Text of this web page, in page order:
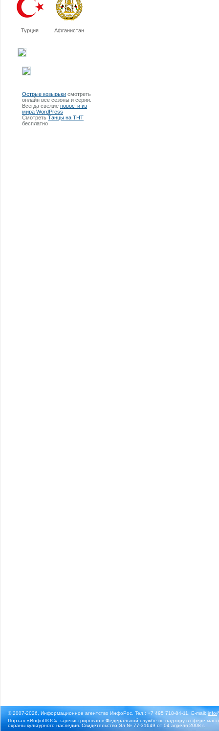
Турция Афганистан
Острые козырьки смотреть
онлайн все сезоны и серии.
Всегда свежие новости из
мира WordPress
Смотреть Танцы на ТНТ
бесплатно
© 2007-2026, Информационное агентство ИнфоРос. Тел.: +7 495 718-84-11, E-mail:
Портал «ИнфоШОС» зарегистрирован в Федеральной службе по надзору в сфере
охраны культурного наследия. Свидетельство Эл № 77-31649 от 04 апреля 2008 г.